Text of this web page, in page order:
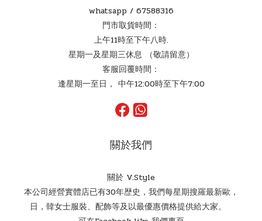
whatsapp / 67588316
門市取貨時間：
上午11時至下午八時.
星期一及星期三休息 （敬請留意）
客服回覆時間：
逢星期一至日， 中午12:00時至下午7:00
關於我們
關於 V.Style
本公司經營實體店已有30年歴史，我們每星期搜羅最新歐，
日，韓女士服裝、配飾等及以最優惠價格提供給大家。